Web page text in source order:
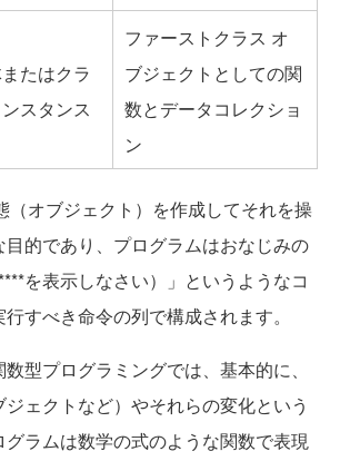
たはクラ
スタンス
ファーストクラス オ
ブジェクトとしての関
数とデータコレクショ
ン
オブジェクト）を作成してそれを操
的であり、プログラムはおなじみの
****を表示しなさい）」というようなコ
すべき命令の列で構成されます。
型プログラミングでは、基本的に、
ェクトなど）やそれらの変化という
ラムは数学の式のような関数で表現